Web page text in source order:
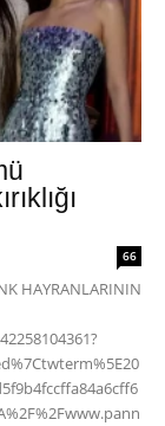
66
HAYRANLARININ